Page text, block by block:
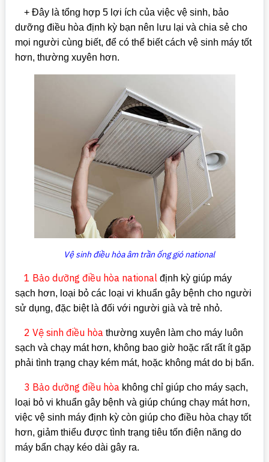
+ Đây là tổng hợp 5 lợi ích của việc vệ sinh, bảo
dưỡng điều hòa định kỳ bạn nên lưu lại và chia sẻ cho
mọi người cùng biết, để có thể biết cách vệ sinh máy tốt
hơn, thường xuyên hơn.
Vệ sinh điều hòa âm trần ống gió national
1 Bảo dưỡng điều hòa national định kỳ giúp máy
sạch hơn, loại bỏ các loại vi khuẩn gây bệnh cho người
sử dụng, đặc biệt là đối với người già và trẻ nhỏ.
2 Vệ sinh điều hòa thường xuyên làm cho máy luôn
sạch và chạy mát hơn, không bao giờ hoặc rất rất ít gặp
phải tình trạng chạy kém mát, hoặc không mát do bị bẩn.
3 Bảo dưỡng điều hòa không chỉ giúp cho máy sạch,
loại bỏ vi khuẩn gây bệnh và giúp chúng chạy mát hơn,
việc vệ sinh máy định kỳ còn giúp cho điều hòa chạy tốt
hơn, giảm thiểu được tình trạng tiêu tốn điện năng do
máy bẩn chạy kéo dài gây ra.